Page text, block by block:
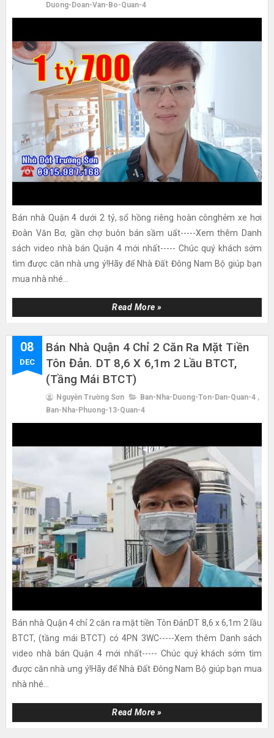
Duong-Doan-Van-Bo-Quan-4
Bán nhà Quận 4 dưới 2 tỷ, sổ hồng riêng hoàn cônghẻm xe hơi
Đoàn Văn Bơ, gần chợ buôn bán sầm uất-----Xem thêm Danh
sách video nhà bán Quận 4 mới nhất----- Chúc quý khách sớm
tìm được căn nhà ưng ý!Hãy để Nhà Đất Đông Nam Bộ giúp bạn
mua nhà nhé...
Read More »
08
DEC
Bán Nhà Quận 4 Chỉ 2 Căn Ra Mặt Tiền
Tôn Đản. DT 8,6 X 6,1m 2 Lầu BTCT,
(tầng Mái BTCT)
Nguyễn Trường Sơn Ban-Nha-Duong-Ton-Dan-Quan-4 ,
Ban-Nha-Phuong-13-Quan-4
Bán nhà Quận 4 chỉ 2 căn ra mặt tiền Tôn ĐảnDT 8,6 x 6,1m 2 lầu
BTCT, (tầng mái BTCT) có 4PN 3WC-----Xem thêm Danh sách
video nhà bán Quận 4 mới nhất----- Chúc quý khách sớm tìm
được căn nhà ưng ý!Hãy để Nhà Đất Đông Nam Bộ giúp bạn mua
nhà nhé...
Read More »